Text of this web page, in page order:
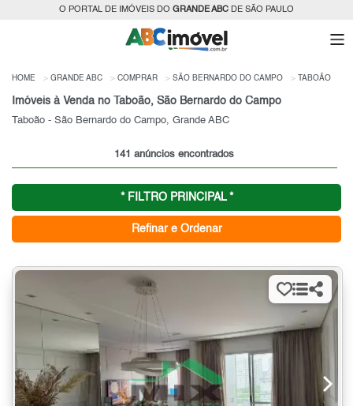
O PORTAL DE IMÓVEIS DO GRANDE ABC DE SÃO PAULO
HOME GRANDE ABC COMPRAR SÃO BERNARDO DO CAMPO TABOÃO
Imóveis à Venda no Taboão, São Bernardo do Campo
Taboão - São Bernardo do Campo, Grande ABC
141 anúncios encontrados
* FILTRO PRINCIPAL *
Refinar e Ordenar